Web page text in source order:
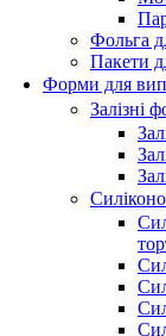
Фольга
Пакети
Форми для
Залізні